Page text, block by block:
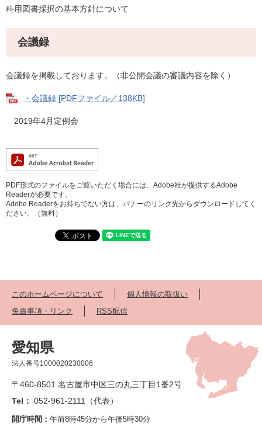
科用図書採択の基本方針について
会議録
会議録を掲載しております。（非公開会議の審議内容を除く）
・会議録 [PDFファイル／138KB]
2019年4月定例会
PDF形式のファイルをご覧いただく場合には、Adobe社が提供するAdobe
Readerが必要です。
Adobe Readerをお持ちでない方は、バナーのリンク先からダウンロードしてく
ださい。（無料）
このホームページについて
個人情報の取扱い
免責事項・リンク
RSS配信
愛知県
法人番号1000020230006
〒460-8501 名古屋市中区三の丸三丁目1番2号
Tel： 052-961-2111（代表）
開庁時間： 午前8時45分から午後5時30分